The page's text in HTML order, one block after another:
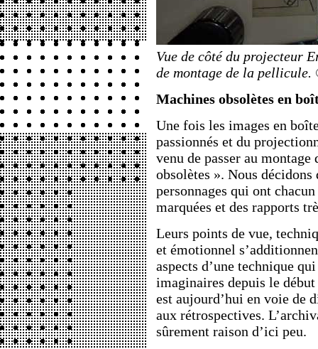
Vue de côté du projecteur
de montage de la pellicule.
Machines obsolètes en
Une fois les images en
passionnés et du
venu de passer au
obsolètes ». Nous
personnages qui ont
marquées et des rapports
Leurs points de vue,
et émotionnel
aspects d’une technique
imaginaires depuis le
est aujourd’hui en voie de
aux rétrospectives.
sûrement raison d’ici peu.